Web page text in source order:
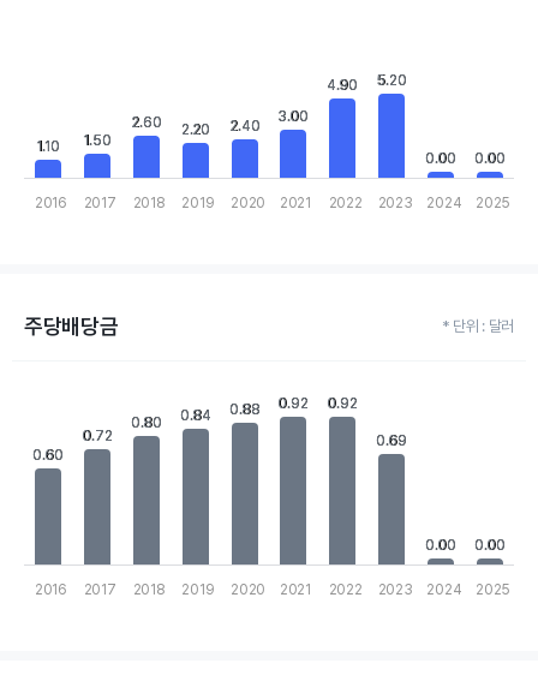
The chart has 1 Y axis displaying values. Data ranges from 0 to
1.10
1.10 1.50
1.50
2.60
2.60 2.20
2.20 2.40
2.40
3.00
3.00
4.90
4.90 5.20
5.20
0.00
0.00 0.00
0.00
2016 2017 2018 2019 2020 2021 2022 2023 2024 2025
주당배당금 * 단위 : 달러
Bar chart with 10 bars.
View as data table, Chart
The chart has 1 X axis displaying categories.
The chart has 1 Y axis displaying values. Data ranges from 0 to
0.60
0.60
0.72
0.72
0.80
0.80 0.84
0.84 0.88
0.88 0.92
0.92 0.92
0.92
0.69
0.69
0.00
0.00 0.00
0.00
2016 2017 2018 2019 2020 2021 2022 2023 2024 2025